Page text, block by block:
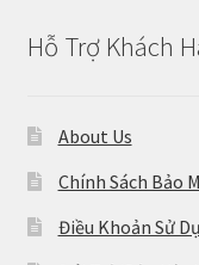
Hỗ Trợ Khách
About Us
Chính Sách Bảo
Điều Khoản Sử